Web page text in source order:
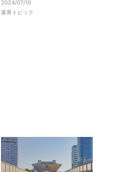
2024/07/10
業界トピック